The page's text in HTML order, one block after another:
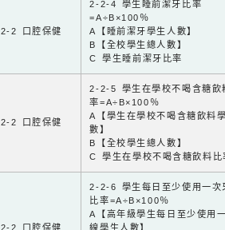
2-2 口腔保健
2-2-4 學生睡前潔牙比率
=A÷B×100％
A【睡前潔牙學生人數】
B【全校學生總人數】
C 學生睡前潔牙比率
2-2 口腔保健
2-2-5 學生在學校不喝含糖飲
率=A÷B×100％
A【學生在學校不喝含糖飲料
數】
B【全校學生總人數】
C 學生在學校不喝含糖飲料比
2-2 口腔保健
2-2-6 學生每日至少使用一次
比率=A÷B×100％
A【高年級學生每日至少使用
線學生人數】